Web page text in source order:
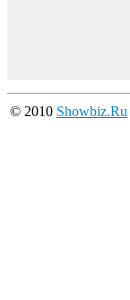
© 2010 Showbiz.Ru